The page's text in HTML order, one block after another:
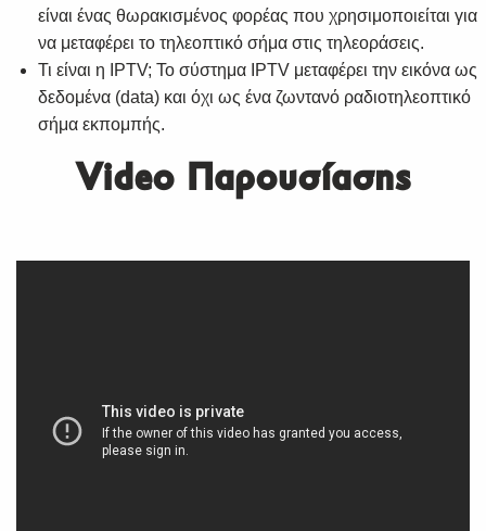
είναι ένας θωρακισμένος φορέας που χρησιμοποιείται για
να μεταφέρει το τηλεοπτικό σήμα στις τηλεοράσεις.
Τι είναι η IPTV; Το σύστημα IPTV μεταφέρει την εικόνα ως
δεδομένα (data) και όχι ως ένα ζωντανό ραδιοτηλεοπτικό
σήμα εκπομπής.
Video Παρουσίασης